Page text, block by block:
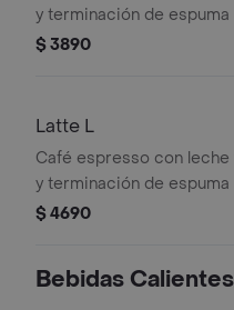
y terminación de espuma
tamaño mediano.
$ 3890
Latte L
Café espresso con leche
y terminación de espuma
tamaño grande.
$ 4690
Bebidas Calientes